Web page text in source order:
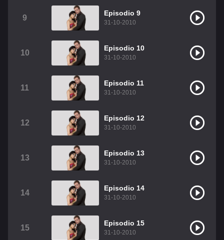
9
Episodio 9
31-10-2010
10
Episodio 10
31-10-2010
11
Episodio 11
31-10-2010
12
Episodio 12
31-10-2010
13
Episodio 13
31-10-2010
14
Episodio 14
31-10-2010
15
Episodio 15
31-10-2010